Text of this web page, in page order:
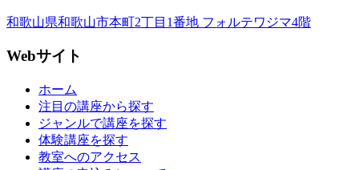
和歌山県和歌山市本町2丁目1番地 フォルテワジマ4階
Webサイト
ホーム
注目の講座から探す
ジャンルで講座を探す
体験講座を探す
教室へのアクセス